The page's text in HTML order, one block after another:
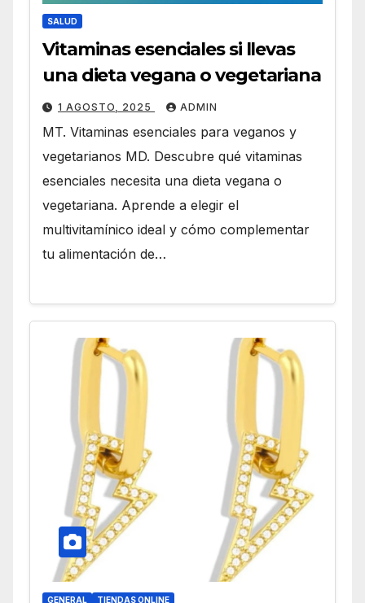
SALUD
Vitaminas esenciales si llevas
una dieta vegana o vegetariana
1 AGOSTO, 2025 ADMIN
MT. Vitaminas esenciales para veganos y
vegetarianos MD. Descubre qué vitaminas
esenciales necesita una dieta vegana o
vegetariana. Aprende a elegir el
multivitamínico ideal y cómo complementar
tu alimentación de…
GENERAL TIENDAS ONLINE